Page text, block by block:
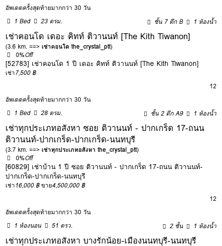
อัพเดตครั้งสุดท้ายมากกว่า 30 วัน
1 Bed
23 ตรม. ชั้น 7 ตึก B 1 ห้องน้ำ
เช่าคอนโด เดอะ คิทท์ ติวานนท์ [The Kith Tiwanon]
(3.6 km. ==>เช่าคอนโด the_crystal_ptt)
0%Off
[52783] เช่าคอนโด 1 ปี เดอะ คิทท์ ติวานนท์ [The Kith Tiwanon]
เช่า7,500 ฿
12
อัพเดตครั้งสุดท้ายมากกว่า 30 วัน
1 Bed
28 ตรม. ชั้น 2 ตึก A9 1 ห้องน้ำ
เช่าทุกประเภทอสังหา ซอย ติวานนท์ - ปากเกร็ด 17-ถนน
ติวานนท์-ปากเกร็ด-ปากเกร็ด-นนทบุรี
(3.7 km. ==>เช่าทุกประเภทอสังหา the_crystal_ptt)
0%Off
[60829] เช่าบ้าน 1 ปี ซอย ติวานนท์ - ปากเกร็ด 17-ถนน ติวานนท์-
ปากเกร็ด-ปากเกร็ด-นนทบุรี
เช่า16,000 ฿ ขาย4,500,000 ฿
12
อัพเดตครั้งสุดท้ายมากกว่า 30 วัน
1 ห้องนอน
51 ตรว. 2 ชั้น 1 ห้องน้ำ
เช่าทุกประเภทอสังหา บางรักน้อย-เมืองนนทบุรี-นนทบุรี